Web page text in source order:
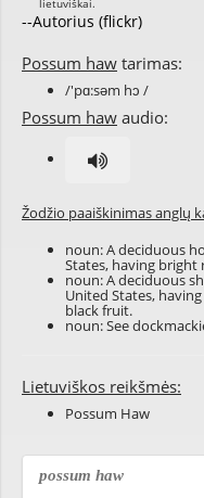
--Autorius (flickr)
Possum haw tarimas:
/'pɑ:səm hɔ /
Possum haw audio:
Žodžio paaiškinimas anglų
noun: A deciduous
States, having
noun: A deciduous
United States,
black fruit.
noun: See
Lietuviškos reikšmės:
Possum Haw
possum haw